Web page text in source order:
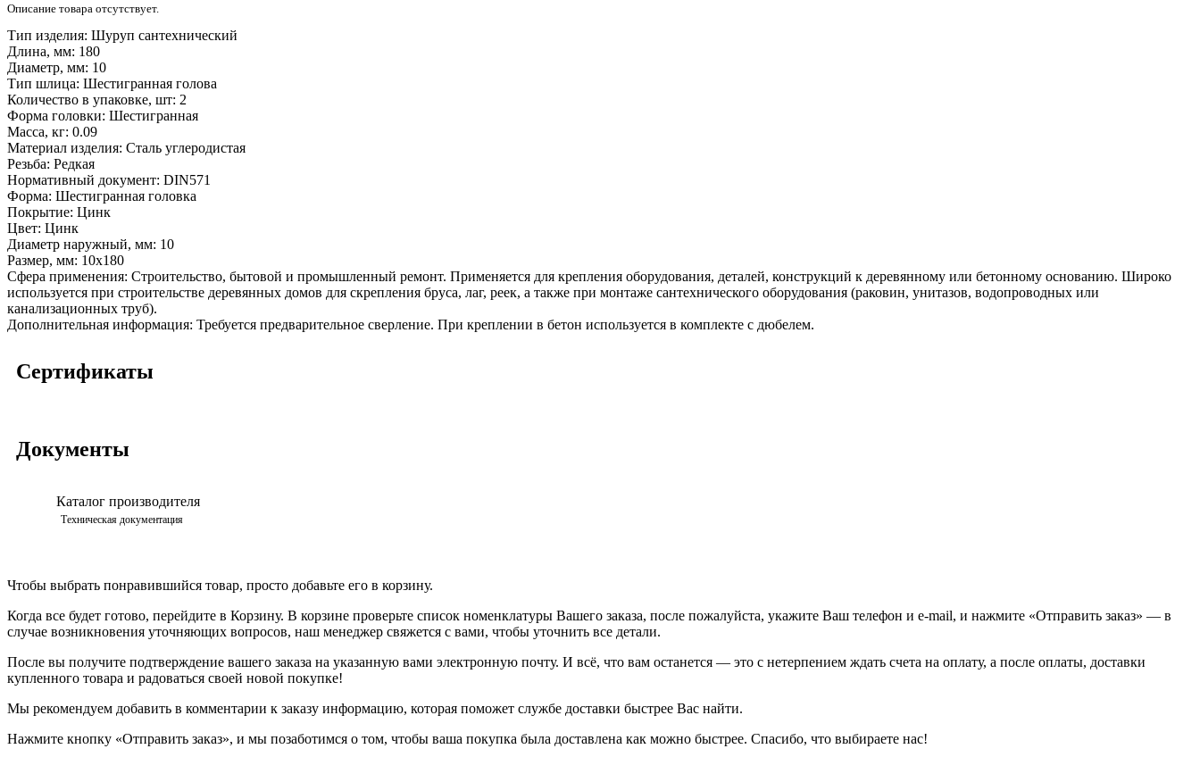
Описание товара отсутствует.
Тип изделия: Шуруп сантехнический
Длина, мм: 180
Диаметр, мм: 10
Тип шлица: Шестигранная голова
Количество в упаковке, шт: 2
Форма головки: Шестигранная
Масса, кг: 0.09
Материал изделия: Сталь углеродистая
Резьба: Редкая
Нормативный документ: DIN571
Форма: Шестигранная головка
Покрытие: Цинк
Цвет: Цинк
Диаметр наружный, мм: 10
Размер, мм: 10x180
Сфера применения: Строительство, бытовой и промышленный ремонт. Применяется для крепления оборудования, деталей, конструкций к деревянному или бетонному основанию. Широко
используется при строительстве деревянных домов для скрепления бруса, лаг, реек, а также при монтаже сантехнического оборудования (раковин, унитазов, водопроводных или
канализационных труб).
Дополнительная информация: Требуется предварительное сверление. При креплении в бетон используется в комплекте с дюбелем.
Сертификаты
Документы
Каталог производителя
Техническая документация
Чтобы выбрать понравившийся товар, просто добавьте его в корзину.
Когда все будет готово, перейдите в Корзину. В корзине проверьте список номенклатуры Вашего заказа, после пожалуйста, укажите Ваш телефон и e-mail, и нажмите «Отправить заказ» — в
случае возникновения уточняющих вопросов, наш менеджер свяжется с вами, чтобы уточнить все детали.
После вы получите подтверждение вашего заказа на указанную вами электронную почту. И всё, что вам останется — это с нетерпением ждать счета на оплату, а после оплаты, доставки
купленного товара и радоваться своей новой покупке!
Мы рекомендуем добавить в комментарии к заказу информацию, которая поможет службе доставки быстрее Вас найти.
Нажмите кнопку «Отправить заказ», и мы позаботимся о том, чтобы ваша покупка была доставлена как можно быстрее. Спасибо, что выбираете нас!